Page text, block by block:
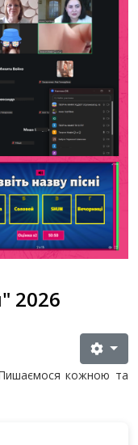
2026
Пишаємося кожною та